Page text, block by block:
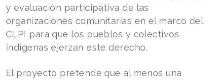
y evaluación participativa de las
organizaciones comunitarias en el marco del
CLPI para que los pueblos y colectivos
indígenas ejerzan este derecho.
El proyecto pretende que al menos una